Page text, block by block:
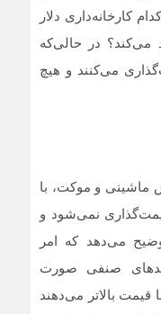
کارخانه‌داری دلار
می‌کند؟ در حالی‌که
می‌کنند و هیچ
ماشینی و موکت، با
نمی‌شود و
می‌دهد که امر
صنفی صورت
قیمت بالاتر می‌دهند